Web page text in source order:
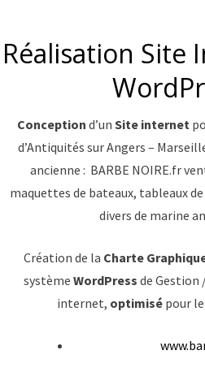
Réalisation Site
Conception d’un Site internet
d’Antiquités sur Angers –
ancienne : BARBE NOIRE.fr
maquettes de bateaux, tableaux
divers de marine
Création de la Charte
système WordPress de
internet, optimisé pour le